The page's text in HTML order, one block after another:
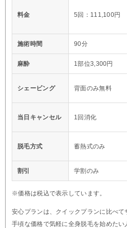
料金 5回：111,100円
施術時間 90分
麻酔 1部位3,300円
シェービング 背面のみ無料
当日キャンセル 1回消化
脱毛方式 蓄熱式のみ
割引 学割のみ
※価格は税込で表示しています。
安心プランは、クイックプランに比べて
手頃な価格で気軽に全身脱毛を始めたい